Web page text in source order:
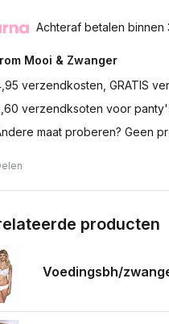
Achteraf betalen binnen
Mooi & Zwanger
verzendkosten, GRATIS
verzendksoten voor
maat proberen? Geen
producten
Voedingsbh/